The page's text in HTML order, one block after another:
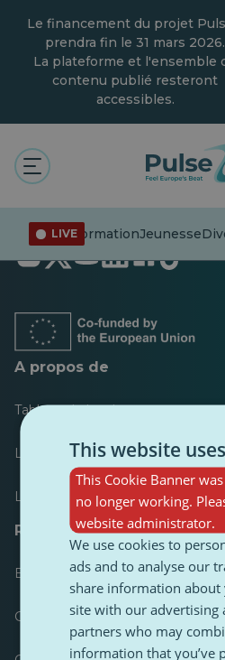
content
Le financement du projet
prendra fin le 31 mars 2026.
La plateforme et l'ensemble
contenu publié resteront
accessibles.
LIVE
DésinformationJeunesse
S'ouvre
dans
onglet
S'ouvre
dans
onglet
S'ouvre
dans
onglet
dans
onglet
dans
onglet
dans
A propos de
Tableau de bord
Le plus publié
Les plus suivis
Ressources pour les
Boîtes à outils
Guide de style de contenu
This website
This Cookie Banner
no longer working.
website administrator.
We use cookies to
ads and to analyse our
share information
site with our advertising
partners who may
information that you’ve